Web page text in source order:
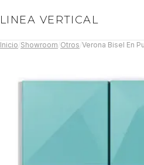
LINEA VERTICAL
Inicio Showroom Otros Verona Bisel En